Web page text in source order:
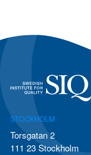
STOCKHOLM
Torsgatan 2
111 23 Stockholm